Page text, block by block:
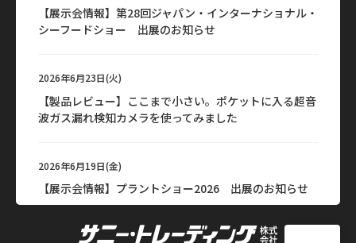
【展示会情報】第28回ジャパン・インターナショナル・
シーフードショー 出展のお知らせ
2026年6月23日(火)
【製品レビュー】ここまで小さい。ポケットに入る超音
波ガス漏れ検知カメラを使ってみました
2026年6月19日(金)
【展示会情報】プラントショー2026 出展のお知らせ
2026年6月15日(月)